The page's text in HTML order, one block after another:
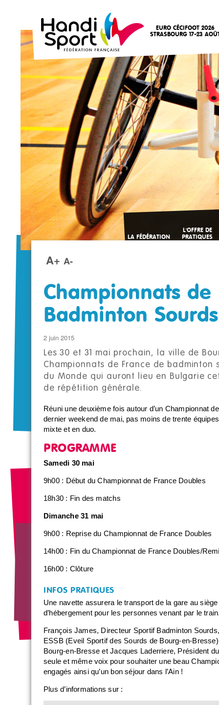
EURO CÉCIFOOT 2026
STRASBOURG 17-23
LA FÉDÉRATION
L'OFFRE DE
PRATIQUES
A+ A-
Championnats de
Badminton Sourds
2 juin 2015
Les 30 et 31 mai prochain, la ville de
Championnats de France de badminton
du Monde qui auront lieu en Bulgarie
de répétition générale.
Réuni une deuxième fois autour d’un Championnat
dernier weekend de mai, pas moins de trente
mixte et en duo.
PROGRAMME
Samedi 30 mai
9h00 : Début du Championnat de France Doubles
18h30 : Fin des matchs
Dimanche 31 mai
9h00 : Reprise du Championnat de France Doubles
14h00 : Fin du Championnat de France Doubles/
16h00 : Clôture
INFOS PRATIQUES
Une navette assurera le transport de la gare au
d’hébergement pour les personnes venant par le
François James, Directeur Sportif Badminton
ESSB (Eveil Sportif des Sourds de Bourg-en-
Bourg-en-Bresse et Jacques Laderriere, Président
seule et même voix pour souhaiter une beau
engagés ainsi qu’un bon séjour dans l’Ain !
Plus d’informations sur :